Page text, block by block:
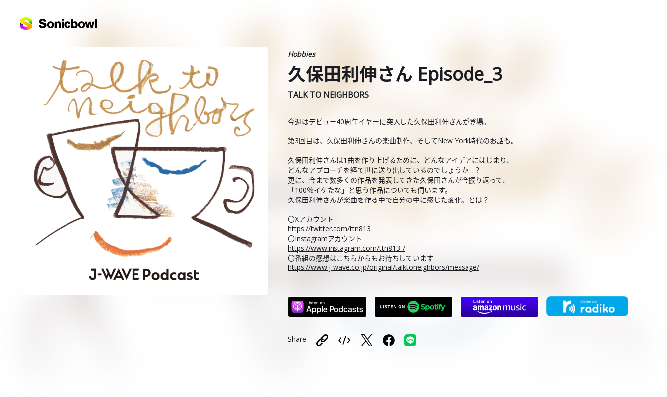
Hobbies
久保田利伸さん Episode_3
TALK TO NEIGHBORS
今週はデビュー40周年イヤーに突入した久保田利伸さんが登場。
第3回目は、久保田利伸さんの楽曲制作、そしてNew York時代のお話も。
久保田利伸さんは1曲を作り上げるために、どんなアイデアにはじまり、
どんなアプローチを経て世に送り出しているのでしょうか…？
更に、今まで数多くの作品を発表してきた久保田さんが今振り返って、
「100％イケたな」と思う作品についても伺います。
久保田利伸さんが楽曲を作る中で自分の中に感じた変化、とは？
〇Xアカウント
https://twitter.com/ttn813
〇Instagramアカウント
https://www.instagram.com/ttn813_/
〇番組の感想はこちらからもお待ちしています
https://www.j-wave.co.jp/original/talktoneighbors/message/
Share